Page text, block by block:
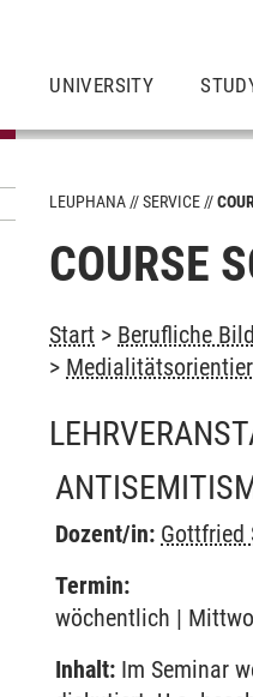
UNIVERSITY
LEUPHANA SERVICE
COURSE
Start > Berufliche
>
Dozent/in: Gottfried
Termin:
wöchentlich |
Inhalt: Im Seminar